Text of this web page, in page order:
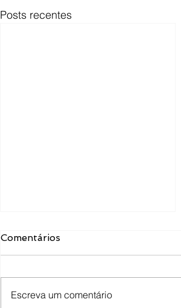
Posts recentes
Comentários
Escreva um comentário